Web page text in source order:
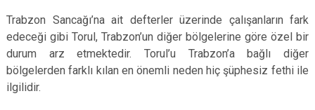
Trabzon Sancağı’na ait defterler üzerinde çalışanların fark
edeceği gibi Torul, Trabzon’un diğer bölgelerine göre özel bir
durum arz etmektedir. Torul’u Trabzon’a bağlı diğer
bölgelerden farklı kılan en önemli neden hiç şüphesiz fethi ile
ilgilidir.